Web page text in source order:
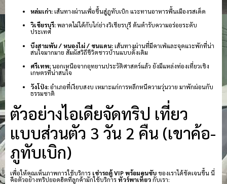
หล่มเก่า:เส้นทางผ่านเพื่อขึ้นสู่ภูทับเบิก แวะทานอาหารพื้นเมืองรสเด็ด
วิเชียรบุรี:พลาดไม่ได้กับไก่ย่างวิเชียรบุรี ต้นตำรับความอร่อยระดับ
ประเทศ
บึงสามพัน / หนองไผ่ / ชนแดน:เส้นทางผ่านที่มีคาเฟ่และจุดแวะพักที่น่า
สนใจมากมาย สัมผัสวิถีชีวิตชาวบ้านแบบดั้งเดิม
ศรีเทพ:นอกเหนือจากอุทยานประวัติศาสตร์แล้ว ยังมีแหล่งท่องเที่ยวเชิง
เกษตรที่น่าสนใจ
วังโป่ง:อำเภอที่เงียบสงบ เหมาะแก่การหลีกหนีความวุ่นวาย มาพักผ่อนกับ
ธรรมชาติ
ตัวอย่างไอเดียจัดทริป เที่ยว
แบบส่วนตัว 3 วัน 2 คืน (เขาค้อ-
ภูทับเบิก)
เพื่อให้คุณเห็นภาพการใช้บริการ เช่ารถตู้ VIP พร้อมคนขับ ของเราได้ชัดเจนขึ้น นี่
คือตัวอย่างทริปยอดฮิตที่ลูกค้ามักใช้บริการทัวร์พาเที่ยวกับเรา: